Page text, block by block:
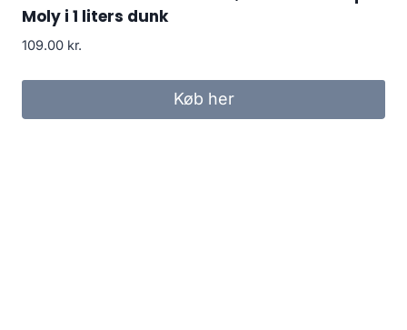
Moly i 1 liters dunk
109.00 kr.
Køb her